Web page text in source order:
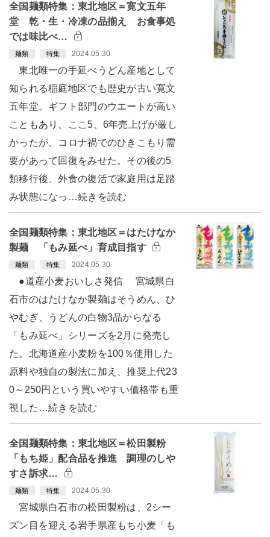
全国麺類特集：東北地区＝寛文五年
堂 乾・生・冷凍の品揃え お食事処
では味比べ…
麺類 特集 2024.05.30
東北唯一の手延べうどん産地として
知られる稲庭地区でも歴史が古い寛文
五年堂。ギフト部門のウエートが高い
こともあり、ここ5、6年売上げが厳し
かったが、コロナ禍でのひきこもり需
要があって回復をみせた。その後の5
類移行後、外食の復活で家庭用は足踏
み状態になっ…続きを読む
全国麺類特集：東北地区＝はたけなか
製麺 「もみ延べ」育成目指す
麺類 特集 2024.05.30
●道産小麦おいしさ発信 宮城県白
石市のはたけなか製麺はそうめん、ひ
やむぎ、うどんの白物3品からなる
「もみ延べ」シリーズを2月に発売し
た。北海道産小麦粉を100％使用した
原料や独自の製法に加え、推奨上代23
0～250円という買いやすい価格帯も重
視した…続きを読む
全国麺類特集：東北地区＝松田製粉
「もち姫」配合品を推進 調理のしや
すさ訴求…
麺類 特集 2024.05.30
宮城県白石市の松田製粉は、2シー
ズン目を迎える岩手県産もち小麦「も